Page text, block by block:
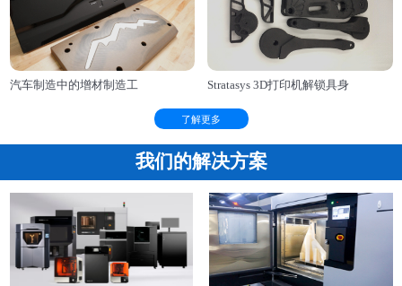
汽车制造中的增材制造工 Stratasys 3D打印机解锁具身
了解更多
我们的解决方案